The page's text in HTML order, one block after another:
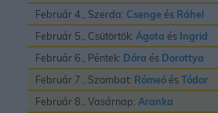
Február 4., Szerda: Csenge és Ráhel
Február 5., Csütörtök: Ágota és Ingrid
Február 6., Péntek: Dóra és Dorottya
Február 7., Szombat: Rómeó ésTódor
Február 8., Vasárnap: Aranka